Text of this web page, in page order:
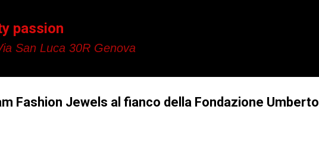
passion
San Luca 30R Genova
Fashion Jewels al fianco della Fondazione Umberto